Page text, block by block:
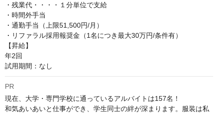
・残業代・・・・１分単位で支給
・時間外手当
・通勤手当（上限51,500円/月）
・リファラル採用報奨金（1名につき最大30万円/条件有）
【昇給】
年2回
試用期間：なし
PR
現在、大学・専門学校に通っているアルバイトは157名！
和気あいあいと仕事ができ、学生同士の絆が深まります。服装は私